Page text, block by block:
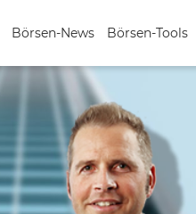
Börsen-News Börsen-Tools